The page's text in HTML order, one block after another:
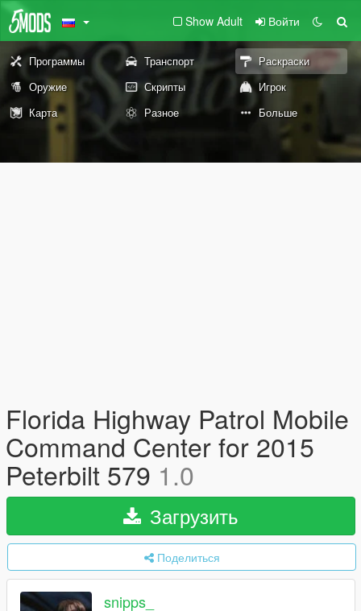
Show Adult Войти
Программы Транспорт
Раскраски
Оружие
Скрипты
Игрок
Карта
Разное Больше
Florida Highway Patrol Mobile
Command Center for 2015
Peterbilt 579 1.0
Загрузить
Поделиться
snipps_